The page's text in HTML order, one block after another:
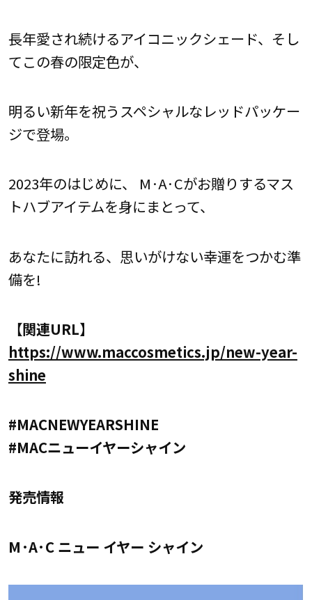
長年愛され続けるアイコニックシェード、そし
てこの春の限定色が、
明るい新年を祝うスペシャルなレッドパッケー
ジで登場。
2023年のはじめに、 M·A·Cがお贈りするマス
トハブアイテムを身にまとって、
あなたに訪れる、思いがけない幸運をつかむ準
備を!
【関連URL】
https://www.maccosmetics.jp/new-year-
shine
#MACNEWYEARSHINE
#MACニューイヤーシャイン
発売情報
M·A·C ニュー イヤー シャイン